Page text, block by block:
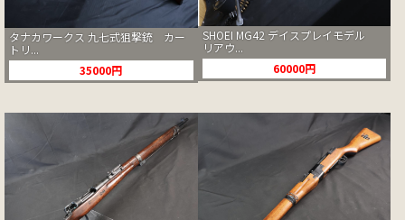
タナカワークス 九七式狙撃銃 カー
トリ...
35000円
SHOEI MG42 デイスプレイモデル
リアウ...
60000円